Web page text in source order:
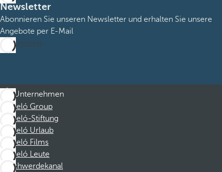
Newsletter
Abonnieren Sie unseren Newsletter und erhalten Sie unsere
Angebote per E-Mail
Abonnieren
Unternehmen
Barceló Group
Barceló-Stiftung
Barceló Urlaub
Barceló Films
Barceló Leute
Beschwerdekanal